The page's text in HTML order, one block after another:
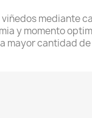
viñedos mediante
y momento
mayor cantidad